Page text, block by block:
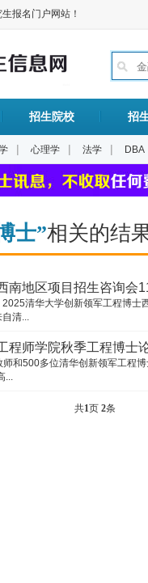
报名门户网站！
| 心理学 | 法学 | DBA
招生院校 招
士”相关的结
南地区项目招生咨询会
清华大学创新领军工程博士
清...
程师学院秋季工程博士
500多位清华创新领军工程博
...
共1页 2条